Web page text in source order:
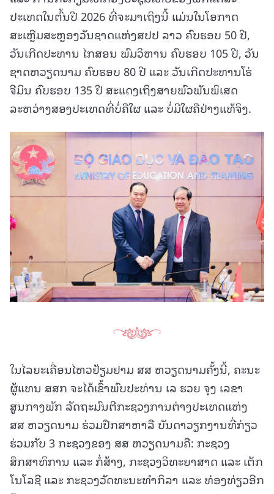
ປະເທດໃນຕົ້ນປີ 2026 ທີ່ຈະມາເຖິງນີ້ ແມ່ນໃນໂອກາດ
ສະເຫຼີມສະຫຼອງວັນຊາດແຫ່ງສປປ ລາວ ຄົບຮອບ 50 ປີ,
ວັນເກີດປະທານ ໄກສອນ ພົມວິຫານ ຄົບຮອບ 105 ປີ, ວັນ
ຊາດຫວຽດນາມ ຄົບຮອບ 80 ປີ ແລະ ວັນເກີດປະທານໂຮ່
ຈີມິນ ຄົບຮອບ 135 ປີ ສະແດງເຖິງສາຍພົວພັນພິເສດ
ລະຫວ່າງສອງປະເທດທີ່ບໍ່ຄືໃຜ ແລະ ບໍ່ມີໃຜຄືຢ່າງແທ້ຈິງ.
ໃນໄລຍະເຄື່ອນໄຫວຢ້ຽມຢາມ ສສ ຫວຽດນາມຄັ້ງນີ້, ຄະນະ
ຜູ້ແທນ ສສກ ຈະໄດ້ເຂົ້າພົບປະທ່ານ ເລ ຮວຍ ຈຸງ ເລຂາ
ສູນກາງພັກ ລັດຖະມົນຕີກະຊວງການຕ່າງປະເທດແຫ່ງ
ສສ ຫວຽດນາມ ຮ່ວມປຶກສາຫາລື ບັນດາວຽກງານທີ່ກ່ຽວ
ຮ່ວມກັບ 3 ກະຊວງຂອງ ສສ ຫວຽດນາມຄື: ກະຊວງ
ສຶກສາທິການ ແລະ ກໍ່ສ້າງ, ກະຊວງວິທະຍາສາດ ແລະ ເຕັກ
ໂນໂລຊີ ແລະ ກະຊວງວັດທະນະທຳກິລາ ແລະ ທ່ອງທ່ຽວອີກ